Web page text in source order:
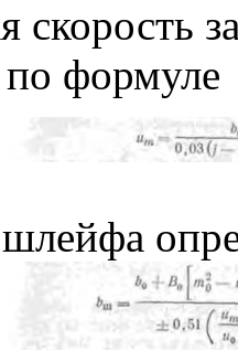
скорость
по формуле